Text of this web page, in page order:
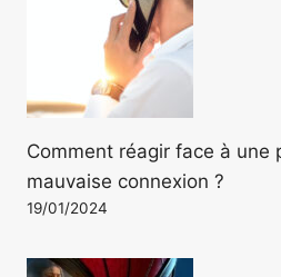
Comment réagir face à une
mauvaise connexion ?
19/01/2024